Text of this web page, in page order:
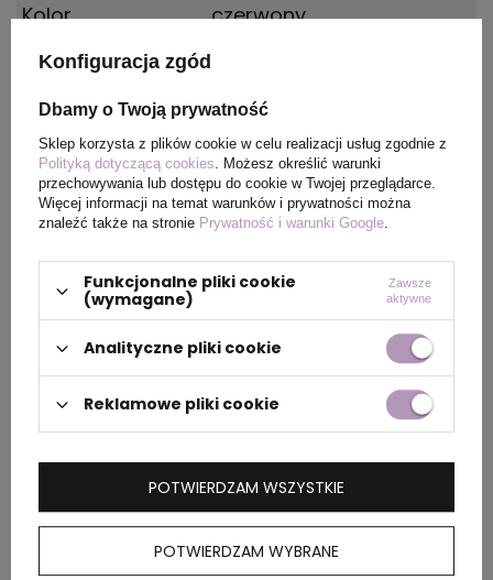
Kolor czerwony
Materiał
Kraj
pochodzenia
China
Certyfikat Phthalates, EN71
Rozmiar ø26 x 103 mm
PAKOWANIE
kartonu
zewnętrznego
(m)
Konfiguracja zgód
Dbamy o Twoją prywatność
Sklep korzysta z plików cookie w celu realizacji usług zgodnie z
Polityką dotyczącą cookies. Możesz określić warunki
przechowywania lub dostępu do cookie w Twojej przeglądarce.
Więcej informacji na temat warunków i prywatności można
znaleźć także na stronie Prywatność i warunki Google.
Funkcjonalne pliki cookie
(wymagane)
Zawsze
aktywne
Analityczne pliki cookie
Reklamowe pliki cookie
POTWIERDZAM WYBRANE
POTWIERDZAM WSZYSTKIE